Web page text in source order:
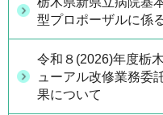
型プロポーザルに係
令和８(2026)年度栃
ューアル改修業務委
果について